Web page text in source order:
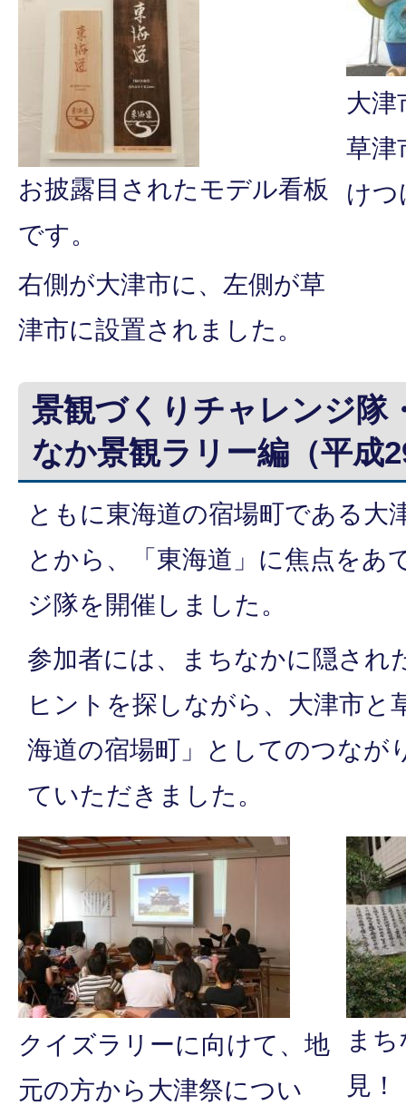
お披露目されたモデル看板
です。
右側が大津市に、左側が草
津市に設置されました。
大津
草津
け
景観づくりチャレンジ隊
なか景観ラリー編（平成
ともに東海道の宿場町である大
とから、「東海道」に焦点をあ
ジ隊を開催しました。
参加者には、まちなかに隠され
ヒントを探しながら、大津市と
海道の宿場町」としてのつなが
ていただきました。
クイズラリーに向けて、地
元の方から大津祭につい
ま
見！